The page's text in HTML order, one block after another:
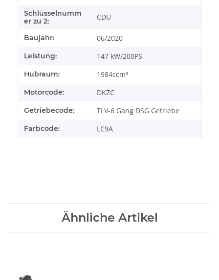
Schlüsselnumm
er zu 2:
CDU
Baujahr: 06/2020
Leistung: 147 kW/200PS
Hubraum: 1984ccm³
Motorcode: DKZC
Getriebecode: TLV-6 Gang DSG Getriebe
Farbcode: LC9A
Ähnliche Artikel